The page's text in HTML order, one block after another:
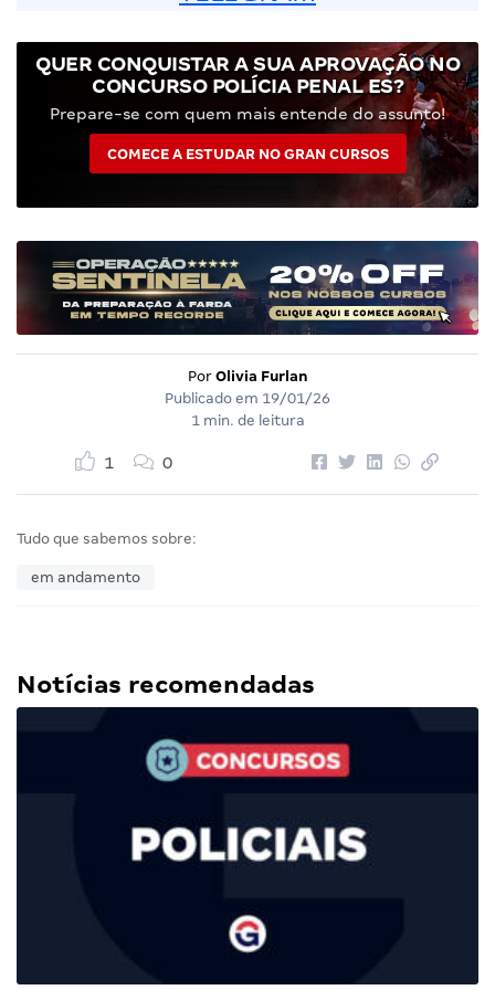
QUER CONQUISTAR A SUA APROVAÇÃO NO
CONCURSO POLÍCIA PENAL ES?
Prepare-se com quem mais entende do assunto!
COMECE A ESTUDAR NO GRAN CURSOS
Por Olivia Furlan
Publicado em 19/01/26
1 min. de leitura
1 0
Tudo que sabemos sobre:
em andamento
Notícias recomendadas